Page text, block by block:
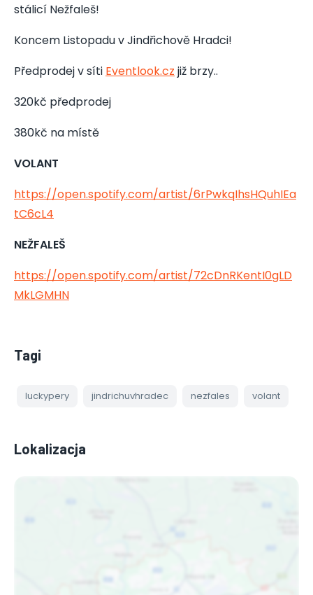
stálicí Nežfaleš!
Koncem Listopadu v Jindřichově Hradci!
Předprodej v síti Eventlook.cz již brzy..
320kč předprodej
380kč na místě
VOLANT
https://open.spotify.com/artist/6rPwkqIhsHQuhIEa
tC6cL4
NEŽFALEŠ
https://open.spotify.com/artist/72cDnRKentI0gLD
MkLGMHN
Tagi
luckypery jindrichuvhradec nezfales volant
Lokalizacja